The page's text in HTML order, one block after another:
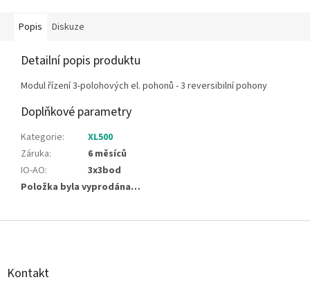
Popis Diskuze
Detailní popis produktu
Modul řízení 3-polohových el. pohonů - 3 reversibilní pohony
Doplňkové parametry
Kategorie:
XL500
Záruka:
6 měsíců
IO-AO:
3x3bod
Položka byla vyprodána…
Z
Kontakt